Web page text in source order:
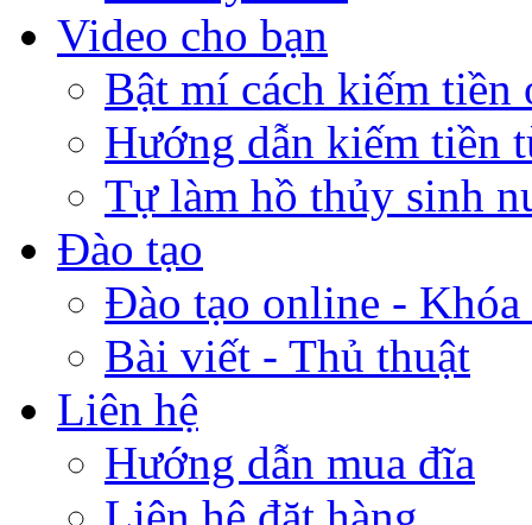
Video cho bạn
Bật mí cách kiếm tiền
Hướng dẫn kiếm tiền
Tự làm hồ thủy sinh
Đào tạo
Đào tạo online -
Bài viết - Thủ thuật
Liên hệ
Hướng dẫn mua đĩa